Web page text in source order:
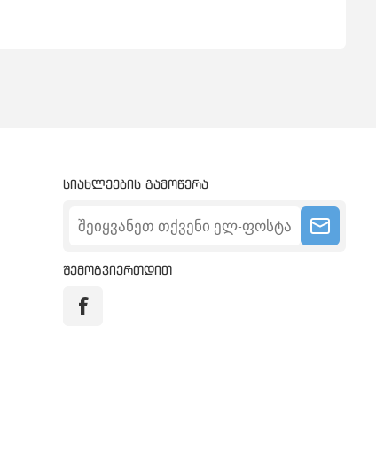
სიახლეების გამოწერა
შემოგვიერთდით